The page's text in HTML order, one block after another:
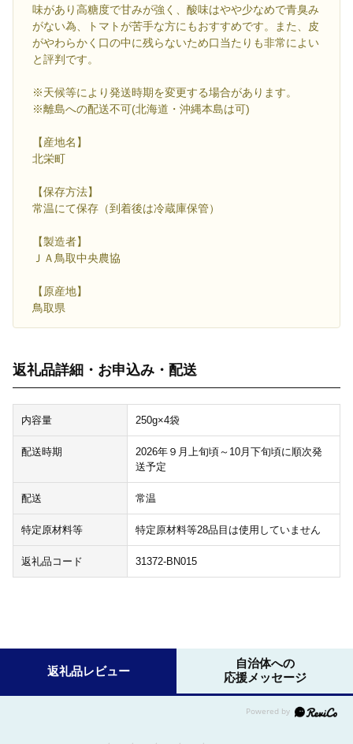
味があり高糖度で甘みが強く、酸味はやや少なめで青臭み
がない為、トマトが苦手な方にもおすすめです。また、皮
がやわらかく口の中に残らないため口当たりも非常によい
と評判です。
※天候等により発送時期を変更する場合があります。
※離島への配送不可(北海道・沖縄本島は可)
【産地名】
北栄町
【保存方法】
常温にて保存（到着後は冷蔵庫保管）
【製造者】
ＪＡ鳥取中央農協
【原産地】
鳥取県
返礼品詳細・お申込み・配送
内容量 250g×4袋
配送時期
2026年９月上旬頃～10月下旬頃に順次発
送予定
配送 常温
特定原材料等 特定原材料等28品目は使用していません
返礼品コード 31372-BN015
返礼品レビュー
自治体への
応援メッセージ